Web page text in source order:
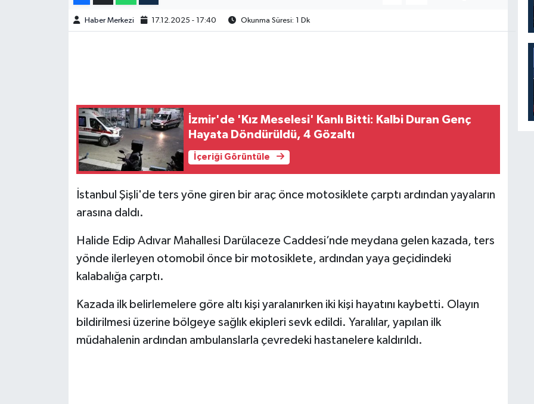
Haber Merkezi 17.12.2025 - 17:40 Okunma Süresi: 1 Dk
İzmir'de 'Kız Meselesi' Kanlı Bitti: Kalbi Duran Genç
Hayata Döndürüldü, 4 Gözaltı
İçeriği Görüntüle
İstanbul Şişli'de ters yöne giren bir araç önce motosiklete çarptı ardından yayaların
arasına daldı.
Halide Edip Adıvar Mahallesi Darülaceze Caddesi’nde meydana gelen kazada, ters
yönde ilerleyen otomobil önce bir motosiklete, ardından yaya geçidindeki
kalabalığa çarptı.
Kazada ilk belirlemelere göre altı kişi yaralanırken iki kişi hayatını kaybetti. Olayın
bildirilmesi üzerine bölgeye sağlık ekipleri sevk edildi. Yaralılar, yapılan ilk
müdahalenin ardından ambulanslarla çevredeki hastanelere kaldırıldı.